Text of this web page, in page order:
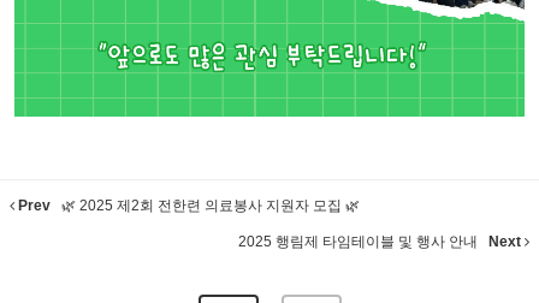
Prev 🌿 2025 제2회 전한련 의료봉사 지원자 모집 🌿
2025 행림제 타임테이블 및 행사 안내 Next